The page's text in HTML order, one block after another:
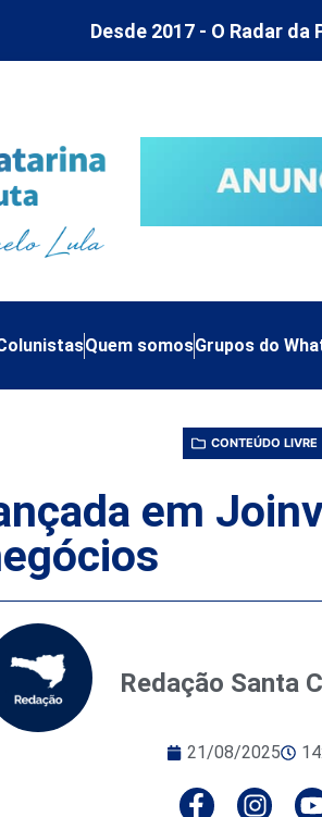
Desde 2017 - O Radar da
Quem somosGrupos do
CONTEÚDO LIVRE
em
Redação Santa
21/08/2025